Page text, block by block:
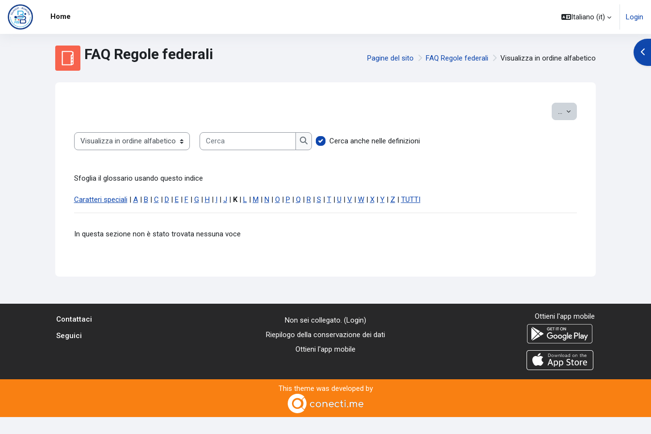
Vai al contenuto principale
Home
Italiano ‎(it)‎ Login
FAQ Regole federali Pagine del sito FAQ Regole federali Visualizza in ordine alfabetico
... Esporta voci
Sfoglia il glossario usando questo indice
Cerca
Cerca
Cerca anche nelle definizioni
Sfoglia il glossario usando questo indice
Caratteri speciali | A| B | C | D | E| F| G | H | I | J | K| L | M | N | O | P | Q | R | S | T| U | V| W| X| Y| Z | TUTTI
In questa sezione non è stato trovata nessuna voce
Contattaci
Seguici
Non sei collegato. (Login)
Riepilogo della conservazione dei dati
Ottieni l'app mobile
Ottieni l'app mobile
This theme was developed by